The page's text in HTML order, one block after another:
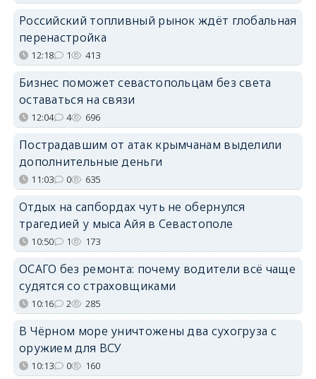
Российский топливный рынок ждёт глобальная
перенастройка
12:18 1 413
Бизнес поможет севастопольцам без света
оставаться на связи
12:04 4 696
Пострадавшим от атак крымчанам выделили
дополнительные деньги
11:03 0 635
Отдых на сапбордах чуть не обернулся
трагедией у мыса Айя в Севастополе
10:50 1 173
ОСАГО без ремонта: почему водители всё чаще
судятся со страховщиками
10:16 2 285
В Чёрном море уничтожены два сухогруза с
оружием для ВСУ
10:13 0 160